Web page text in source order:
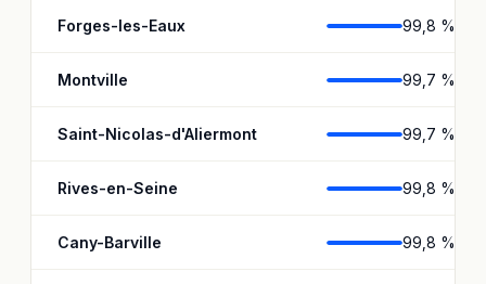
Forges-les-Eaux 99,8 %
Montville 99,7 %
Saint-Nicolas-d'Aliermont 99,7 %
Rives-en-Seine 99,8 %
Cany-Barville 99,8 %